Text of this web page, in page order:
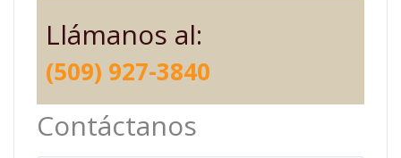
Llámanos al:
(509) 927-3840
Contáctanos